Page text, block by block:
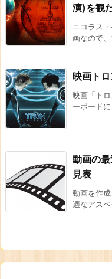
演)を観
ニコラス
画なので
映画ト
映画「ト
ーボード
動画の
見表
動画を作
適なアス